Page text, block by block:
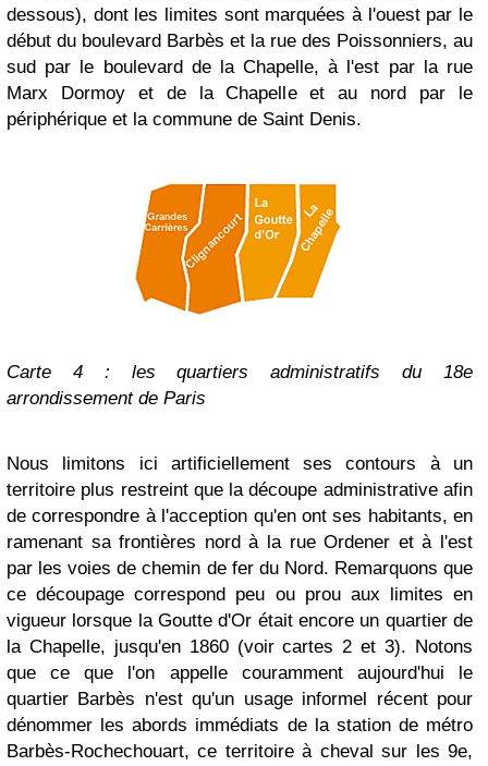
dessous), dont les limites sont marquées à l'ouest par le
début du boulevard Barbès et la rue des Poissonniers, au
sud par le boulevard de la Chapelle, à l'est par la rue
Marx Dormoy et de la Chapelle et au nord par le
périphérique et la commune de Saint Denis.
Carte 4 : les quartiers administratifs du 18e
arrondissement de Paris
Nous limitons ici artificiellement ses contours à un
territoire plus restreint que la découpe administrative afin
de correspondre à l'acception qu'en ont ses habitants, en
ramenant sa frontières nord à la rue Ordener et à l'est
par les voies de chemin de fer du Nord. Remarquons que
ce découpage correspond peu ou prou aux limites en
vigueur lorsque la Goutte d'Or était encore un quartier de
la Chapelle, jusqu'en 1860 (voir cartes 2 et 3). Notons
que ce que l'on appelle couramment aujourd'hui le
quartier Barbès n'est qu'un usage informel récent pour
dénommer les abords immédiats de la station de métro
Barbès-Rochechouart, ce territoire à cheval sur les 9e,